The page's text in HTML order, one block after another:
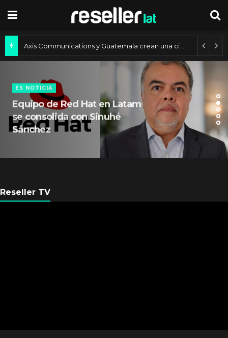
ES NOTICIA
Equipo de Red Hat en Latam
se consolida con Sinuhé
Sánchez
Reseller TV